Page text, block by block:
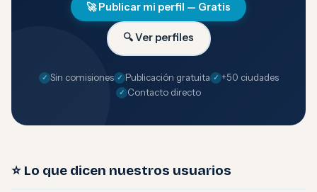
🚀 Publicar mi perfil — Gratis
🔍 Ver perfiles
Sin comisiones Publicación gratuita
+50 ciudades
Contacto directo
⭐ Lo que dicen nuestros usuarios